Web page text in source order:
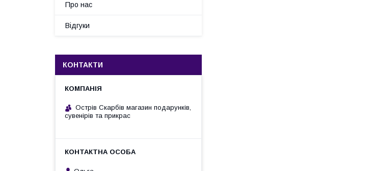
Про нас
Відгуки
КОНТАКТИ
Острів Скарбів магазин подарунків,
сувенірів та прикрас